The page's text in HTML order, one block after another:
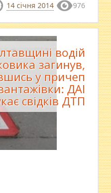
14 січня 2014 976
водій
загинув,
у причеп
ДАІ
свідків ДТП